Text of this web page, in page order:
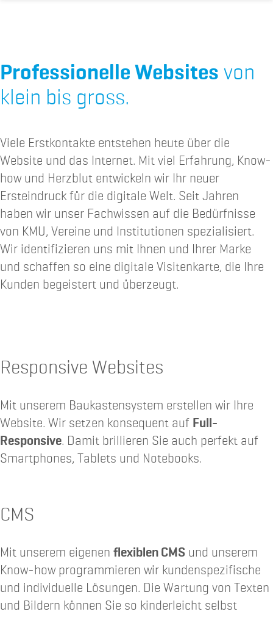
Professionelle Websites von
klein bis gross.
Viele Erstkontakte entstehen heute über die
Website und das Internet. Mit viel Erfahrung, Know-
how und Herzblut entwickeln wir Ihr neuer
Ersteindruck für die digitale Welt. Seit Jahren
haben wir unser Fachwissen auf die Bedürfnisse
von KMU, Vereine und Institutionen spezialisiert.
Wir identifizieren uns mit Ihnen und Ihrer Marke
und schaffen so eine digitale Visitenkarte, die Ihre
Kunden begeistert und überzeugt.
Responsive Websites
Mit unserem Baukastensystem erstellen wir Ihre
Website. Wir setzen konsequent auf Full-
Responsive. Damit brillieren Sie auch perfekt auf
Smartphones, Tablets und Notebooks.
CMS
Mit unserem eigenen flexiblen CMS und unserem
Know-how programmieren wir kundenspezifische
und individuelle Lösungen. Die Wartung von Texten
und Bildern können Sie so kinderleicht selbst